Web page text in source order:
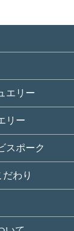
エリー
リー
スポーク
だわり